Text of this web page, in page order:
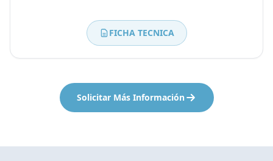
FICHA TECNICA
Solicitar Más Información